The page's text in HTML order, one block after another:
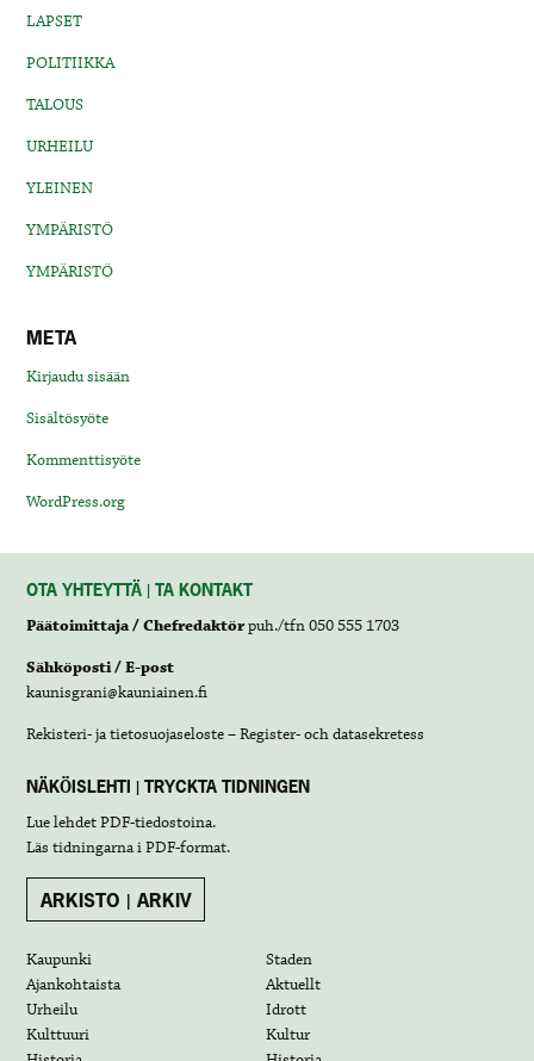
LAPSET
POLITIIKKA
TALOUS
URHEILU
YLEINEN
YMPÄRISTÖ
YMPÄRISTÖ
META
Kirjaudu sisään
Sisältösyöte
Kommenttisyöte
WordPress.org
OTA YHTEYTTÄ | TA KONTAKT
Päätoimittaja / Chefredaktörpuh./tfn 050 555 1703
Sähköposti / E-post
kaunisgrani@kauniainen.fi
Rekisteri- ja tietosuojaseloste – Register- och datasekretess
NÄKÖISLEHTI | TRYCKTA TIDNINGEN
Lue lehdetPDF-tiedostoina.
Läs tidningarna iPDF-format.
ARKISTO | ARKIV
Kaupunki
Staden
Ajankohtaista
Aktuellt
Urheilu
Idrott
Kulttuuri
Kultur